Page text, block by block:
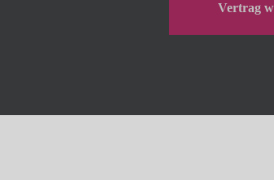
Vertrag